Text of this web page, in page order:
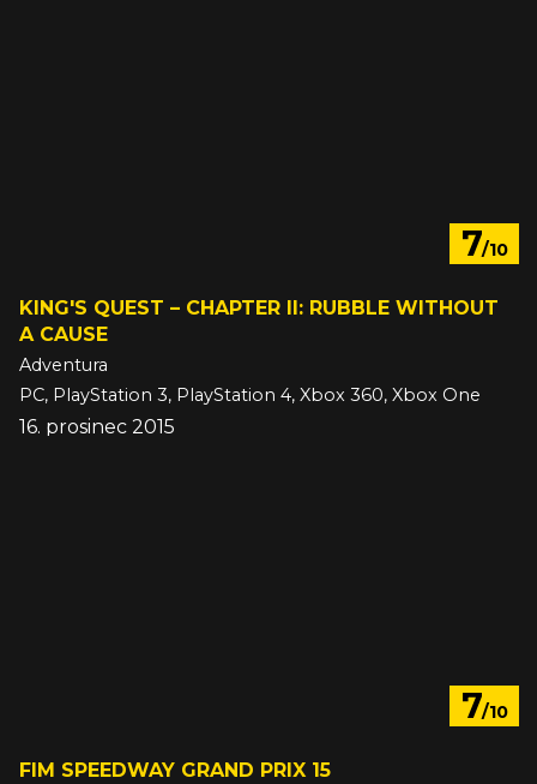
7/10
KING'S QUEST – CHAPTER II: RUBBLE WITHOUT
A CAUSE
Adventura
PC, PlayStation 3, PlayStation 4, Xbox 360, Xbox One
16. prosinec 2015
7/10
FIM SPEEDWAY GRAND PRIX 15